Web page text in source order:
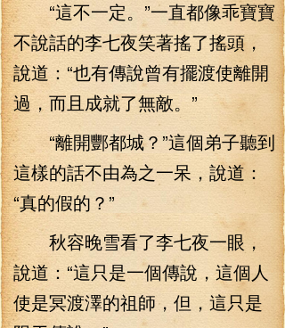
“這不一定。”一直都像乖寶寶
不說話的李七夜笑著搖了搖頭，
說道：“也有傳說曾有擺渡使離開
過，而且成就了無敵。”
“離開酆都城？”這個弟子聽到
這樣的話不由為之一呆，說道：
“真的假的？”
秋容晚雪看了李七夜一眼，
說道：“這只是一個傳說，這個人
使是冥渡澤的祖師，但，這只是